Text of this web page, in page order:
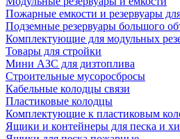
Пожарные емкости и резервуары
Подземные резервуары большого
Комплектующие для модульных
Товары для стройки
Мини АЗС для дизтоплива
Строительные мусоросбросы
Кабельные колодцы связи
Пластиковые колодцы
Комплектующие к пластиковым
Ящики и контейнеры для песка и